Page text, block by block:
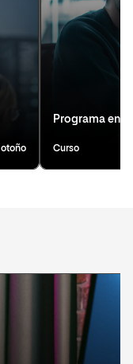
otoño
Programa en
Curso